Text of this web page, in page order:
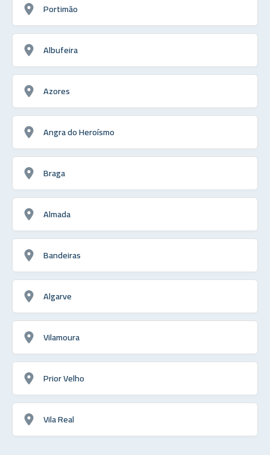
Portimão
Albufeira
Azores
Angra do Heroísmo
Braga
Almada
Bandeiras
Algarve
Vilamoura
Prior Velho
Vila Real